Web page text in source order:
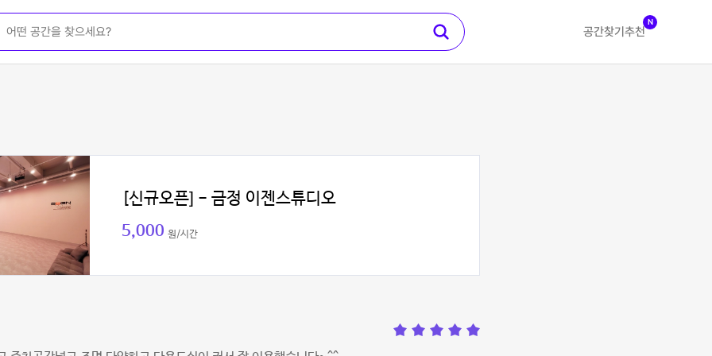
공간찾기 추천
N
[신규오픈] - 금정 이젠스튜디오
5,000 원/시간